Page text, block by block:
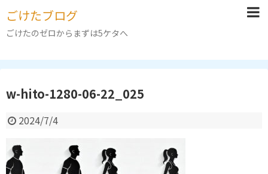
ごけたブログ
ごけたのゼロからまずは5ケタへ
w-hito-1280-06-22_025
2024/7/4